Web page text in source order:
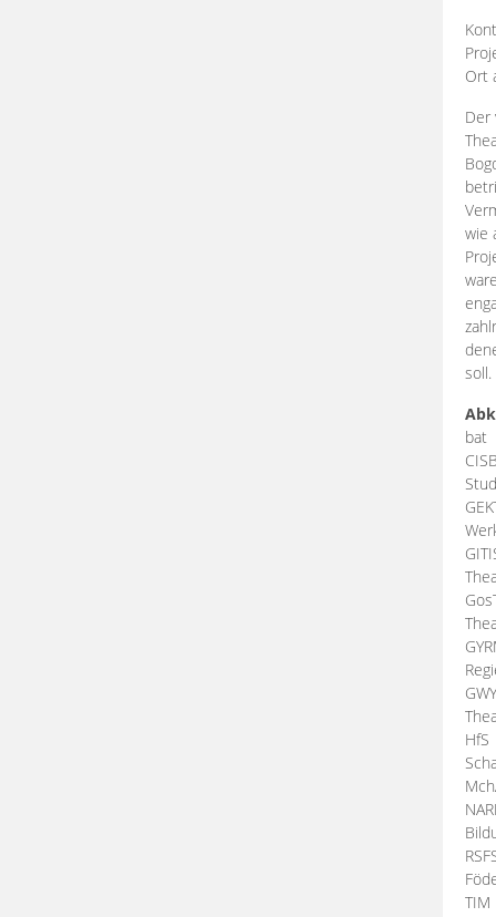
Ort
Der
wie
zahlr
soll.
bat
HfS